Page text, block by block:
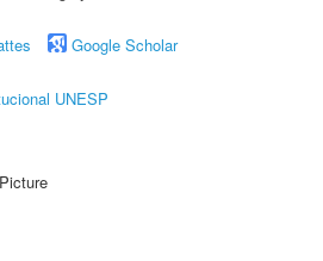
Google Scholar
UNESP